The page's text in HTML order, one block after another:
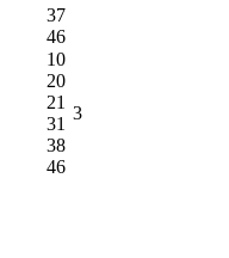
37
46
10
20
21
31
38
46
3